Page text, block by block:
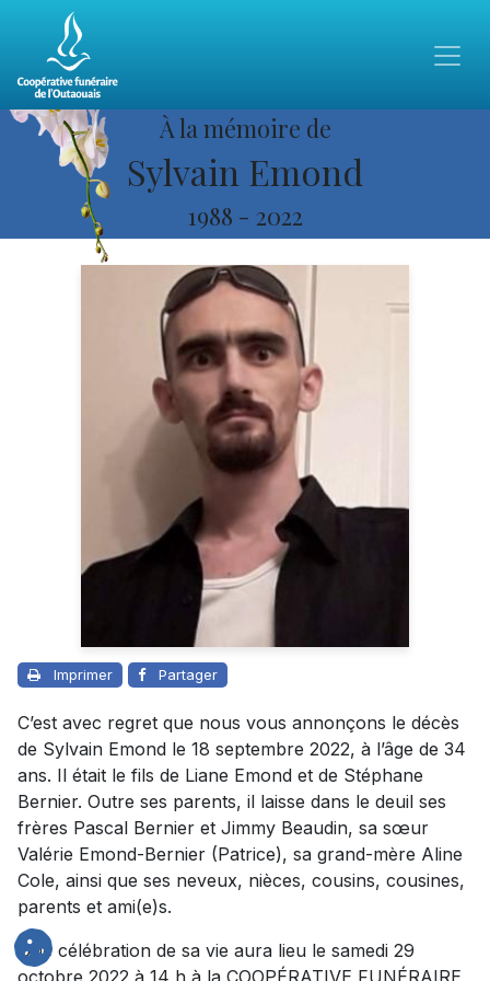
À la mémoire de
Sylvain Emond
1988 - 2022
Imprimer Partager
C’est avec regret que nous vous annonçons le décès
de Sylvain Emond le 18 septembre 2022, à l’âge de 34
ans. Il était le fils de Liane Emond et de Stéphane
Bernier. Outre ses parents, il laisse dans le deuil ses
frères Pascal Bernier et Jimmy Beaudin, sa sœur
Valérie Emond-Bernier (Patrice), sa grand-mère Aline
Cole, ainsi que ses neveux, nièces, cousins, cousines,
parents et ami(e)s.
Une célébration de sa vie aura lieu le samedi 29
octobre 2022 à 14 h à la COOPÉRATIVE FUNÉRAIRE